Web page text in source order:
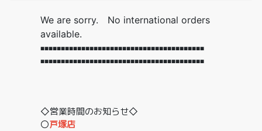
We are sorry. No international orders
available.
■■■■■■■■■■■■■■■■■■■■■■■■■■■■■■■■■■■■■■■■
■■■■■■■■■■■■■■■■■■■■■■■■■■■■■■■■■■■■■■■■
◇営業時間のお知らせ◇
〇戸塚店